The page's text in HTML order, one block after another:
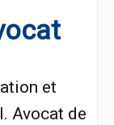
et
Avocat de